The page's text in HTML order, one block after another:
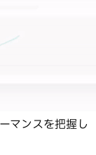
マンスを把握し